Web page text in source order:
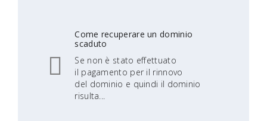
Come recuperare un dominio
scaduto
Se non è stato effettuato
il pagamento per il rinnovo
del dominio e quindi il dominio
risulta...